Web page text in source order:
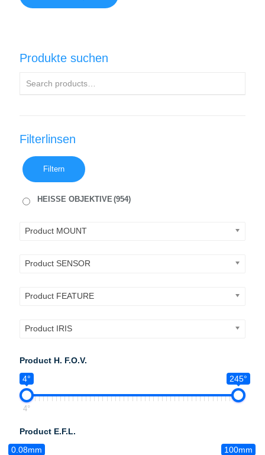
Produkte suchen
Filterlinsen
Filtern
HEISSE OBJEKTIVE(954)
Product MOUNT
Product SENSOR
Product FEATURE
Product IRIS
Product H. F.O.V.
4°
245°
4°
Product E.F.L.
0.08mm
100mm